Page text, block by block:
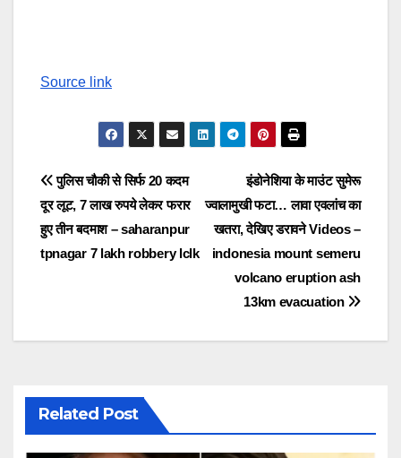
Source link
Post
navigation
इंडोनेशिया के माउंट सुमेरू
ज्वालामुखी फटा… लावा एवलांच का
खतरा, देखिए डरावने Videos –
indonesia mount semeru
volcano eruption ash
13km evacuation
पुलिस चौकी से सिर्फ 20 कदम
दूर लूट, 7 लाख रुपये लेकर फरार
हुए तीन बदमाश – saharanpur
tpnagar 7 lakh robbery lclk
Related Post